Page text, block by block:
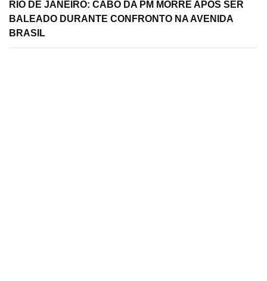
RIO DE JANEIRO: CABO DA PM MORRE APÓS SER
BALEADO DURANTE CONFRONTO NA AVENIDA
BRASIL